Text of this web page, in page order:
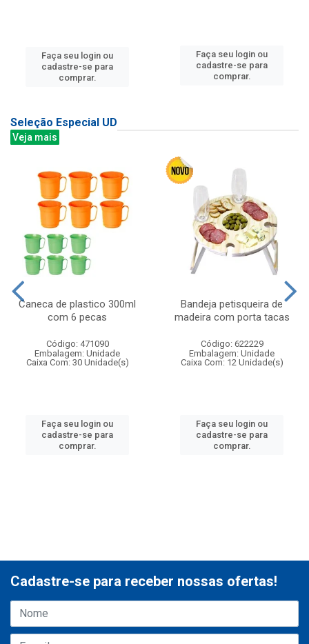
Faça seu login ou
cadastre-se para
comprar.
Faça seu login ou
cadastre-se para
comprar.
Seleção Especial UD
Veja mais
Caneca de plastico 300ml
com 6 pecas
Código: 471090
Embalagem: Unidade
Caixa Com: 30 Unidade(s)
Faça seu login ou
cadastre-se para
comprar.
Bandeja petisqueira de
madeira com porta tacas
Código: 622229
Embalagem: Unidade
Caixa Com: 12 Unidade(s)
Faça seu login ou
cadastre-se para
comprar.
Cadastre-se para receber nossas ofertas!